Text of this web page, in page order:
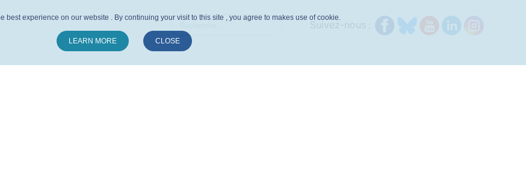
best experience on our website . By continuing your visit to this site , you agree to makes use of cookie.
LEARN MORE CLOSE